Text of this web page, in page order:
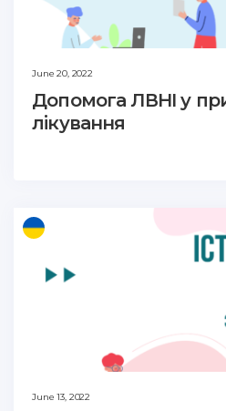
June 20, 2022
Допомога ЛВНІ у
лікування
June 13, 2022